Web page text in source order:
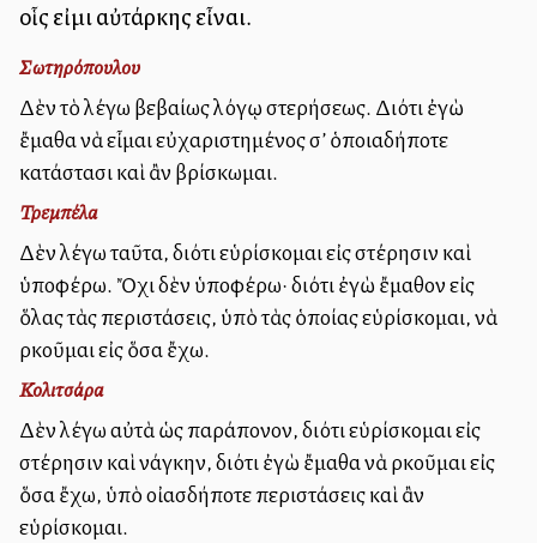
οἷς εἰμι αὐτάρκης εἶναι.
Σωτηρόπουλου
Δὲν τὸ λέγω βεβαίως λόγῳ στερήσεως. Διότι ἐγὼ
ἔμαθα νὰ εἶμαι εὐχαριστημένος σ’ ὁποιαδήποτε
κατάστασι καὶ ἂν βρίσκωμαι.
Τρεμπέλα
Δὲν λέγω ταῦτα, διότι εὑρίσκομαι εἰς στέρησιν καὶ
ὑποφέρω. Ὄχι δὲν ὑποφέρω· διότι ἐγὼ ἔμαθον εἰς
ὅλας τὰς περιστάσεις, ὑπὸ τὰς ὁποίας εὑρίσκομαι, νὰ
ἀρκοῦμαι εἰς ὅσα ἔχω.
Κολιτσάρα
Δὲν λέγω αὐτὰ ὡς παράπονον, διότι εὑρίσκομαι εἰς
στέρησιν καὶ ἀνάγκην, διότι ἐγὼ ἔμαθα νὰ ἀρκοῦμαι εἰς
ὅσα ἔχω, ὑπὸ οἰασδήποτε περιστάσεις καὶ ἂν
εὑρίσκομαι.